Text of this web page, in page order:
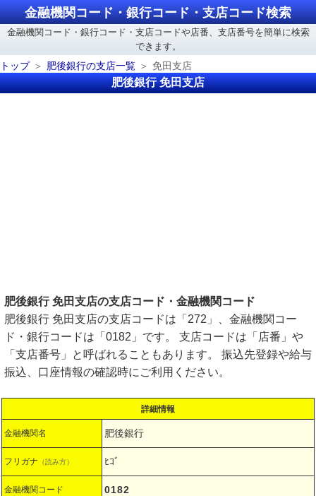
金融機関コード・銀行コード・支店コード検索
金融機関コード・銀行コード・支店コードや店番、支店番号を簡単に検索
できます。
トップ
肥後銀行の支店一覧 免田支店
肥後銀行 免田支店
肥後銀行 免田支店の支店コード・金融機関コード
肥後銀行 免田支店の支店コードは「272」、金融機関コー
ド・銀行コードは「0182」です。 支店コードは「店番」や
「支店番号」と呼ばれることもあります。 振込先登録や給与
振込、口座情報の確認時にご利用ください。
詳細情報
金融機関名 肥後銀行
フリガナ （読み方） ﾋｺﾞ
金融機関コード 0182